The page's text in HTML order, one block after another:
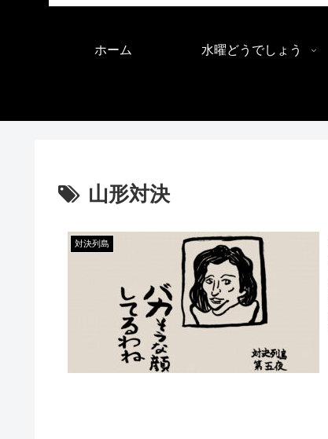
ホーム 水曜どうでしょう
山形対決
対決列島